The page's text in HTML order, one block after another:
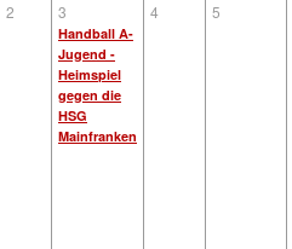
2 3
Handball A-
Jugend -
Heimspiel
gegen die
HSG
Mainfranken
4 5